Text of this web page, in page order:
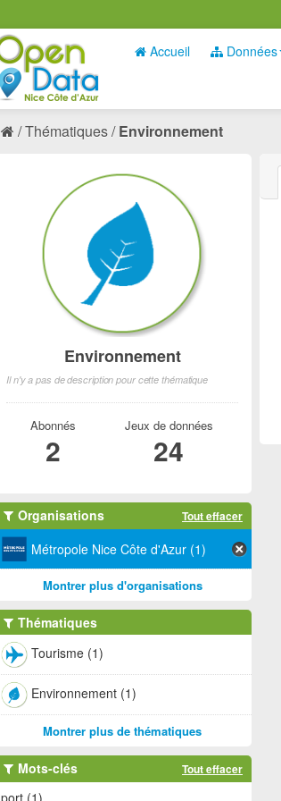
Accueil Données
Thématiques Environnement
Environnement
Il n'y a pas de description pour cette thématique
Abonnés
2
Jeux de données
24
Organisations Tout effacer
Métropole Nice Côte d'Azur (1)
Montrer plus d'organisations
Thématiques
Tourisme (1)
Environnement (1)
Montrer plus de thématiques
Mots-clés Tout effacer
port (1)